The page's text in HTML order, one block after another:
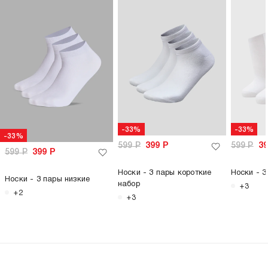
-33%
599Р 399 Р
Носки - 3 пары низкие
+2
-33%
599Р 399 Р
Носки - 3 пары короткие
набор
+3
-33%
599Р
Носки - 3
+3